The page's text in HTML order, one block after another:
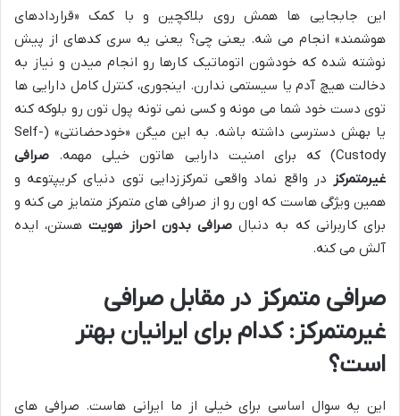
این جابجایی ها همش روی بلاکچین و با کمک «قراردادهای
هوشمند» انجام می شه. یعنی چی؟ یعنی یه سری کدهای از پیش
نوشته شده که خودشون اتوماتیک کارها رو انجام میدن و نیاز به
دخالت هیچ آدم یا سیستمی ندارن. اینجوری، کنترل کامل دارایی ها
توی دست خود شما می مونه و کسی نمی تونه پول تون رو بلوکه کنه
یا بهش دسترسی داشته باشه. به این میگن «خودحضانتی» (Self-
Custody) که برای امنیت دارایی هاتون خیلی مهمه.
صرافی
غیرمتمرکز در واقع نماد واقعی تمرکززدایی توی دنیای کریپتوعه و
همین ویژگی هاست که اون رو از صرافی های متمرکز متمایز می کنه و
برای کاربرانی که به دنبال صرافی بدون احراز هویتهستن، ایده
آلش می کنه.
صرافی متمرکز در مقابل صرافی
غیرمتمرکز: کدام برای ایرانیان بهتر
است؟
این یه سوال اساسی برای خیلی از ما ایرانی هاست. صرافی های